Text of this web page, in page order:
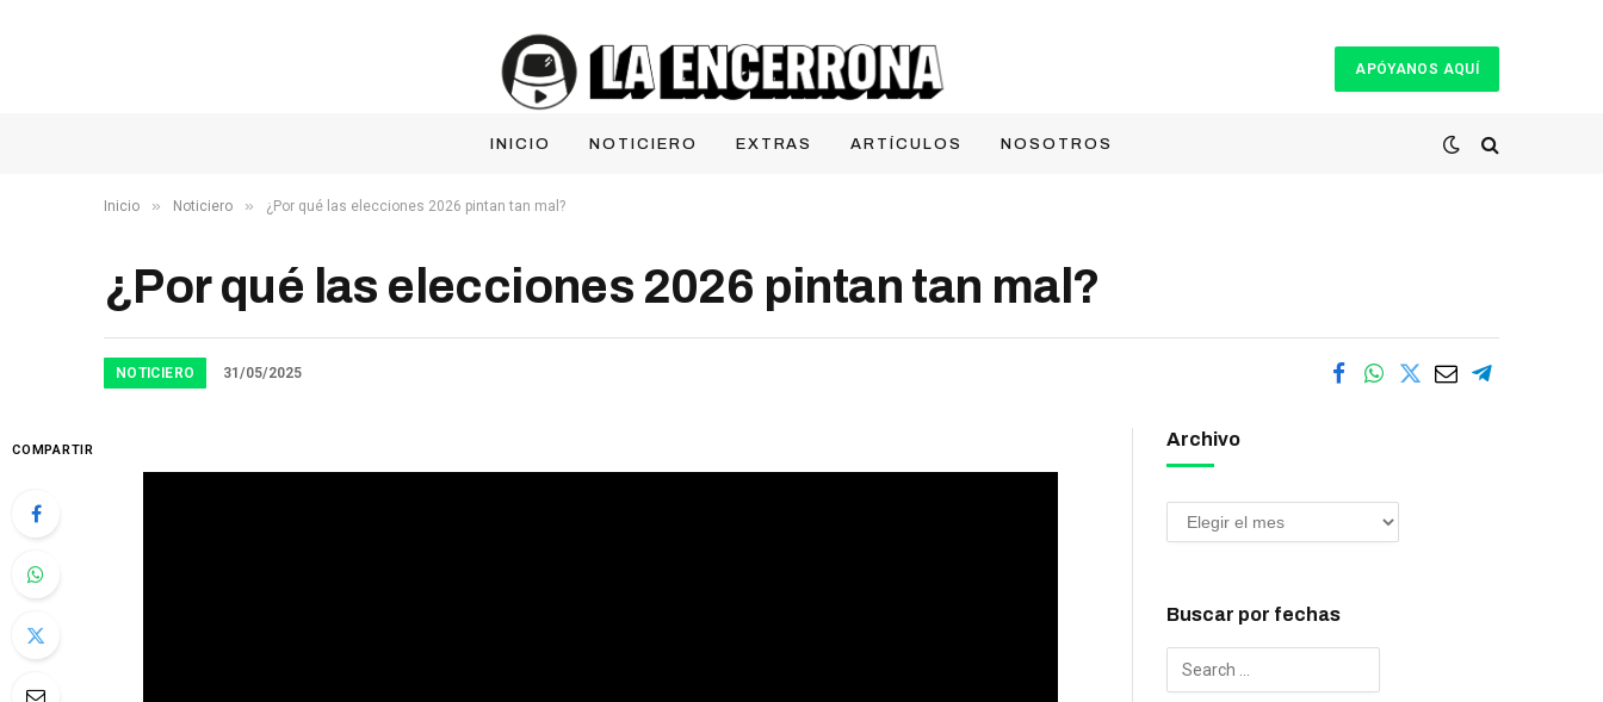
APÓYANOS AQUÍ
INICIO NOTICIERO EXTRAS ARTÍCULOS NOSOTROS
Inicio » Noticiero » ¿Por qué las elecciones 2026 pintan tan mal?
¿Por qué las elecciones 2026 pintan tan mal?
NOTICIERO 31/05/2025
COMPARTIR
Archivo
Buscar por fechas